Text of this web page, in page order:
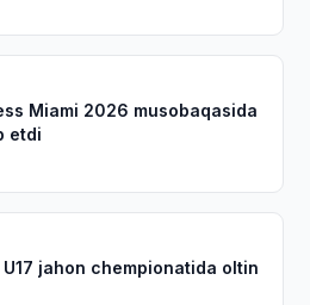
Miami 2026 musobaqasida
etdi
jahon chempionatida oltin